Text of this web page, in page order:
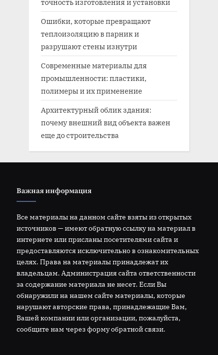
Ошибки, которые превращают
теплоизоляцию в парник и
разрушают стены изнутри
Современные материалы для
промышленности: пластики,
полимеры и их применение
Архитектурный облик здания:
почему внешний вид объекта важен
еще до строительства
Важная информация
Все материалы на данном сайте взяты из открытых
источников — имеют обратную ссылку на материал в
интернете или присланы посетителями сайта и
предоставляются исключительно в ознакомительных
целях. Права на материалы принадлежат их
владельцам. Администрация сайта ответственности
за содержание материала не несет. Если Вы
обнаружили на нашем сайте материалы, которые
нарушают авторские права, принадлежащие Вам,
Вашей компании или организации, пожалуйста,
сообщите нам через форму обратной связи.